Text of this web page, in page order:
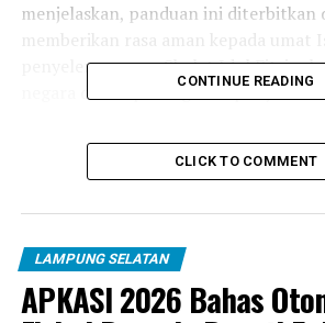
menjelaskan, panduan ini diterbitkan
memberikan rasa aman kepada umat
penyelenggaraan Shalat Idul Fitri
negara dalam pencegahan
“Edaran ini mengatur kegiatan
Shalat Idul Fitri yang diselenggarakan
timesindonesia.co.id, jejaring media
(7/5/2021).
Dalam panduan ini, diantaranya
CONTINUE READING
CLICK TO COMMENT
LAMPUNG SELATAN
APKASI 2026 Bahas